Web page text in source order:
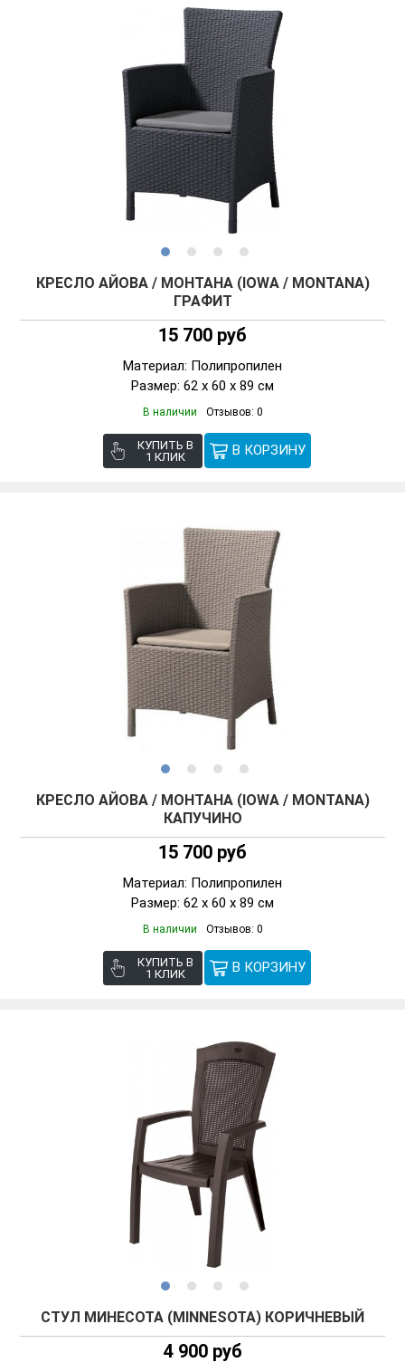
КРЕСЛО АЙОВА / МОНТАНА (IOWA / MONTANA)
ГРАФИТ
15 700 руб
Материал: Полипропилен
Размер: 62 x 60 x 89 см
В наличии Отзывов: 0
КУПИТЬ В
1 КЛИК
КРЕСЛО АЙОВА / МОНТАНА (IOWA / MONTANA)
КАПУЧИНО
15 700 руб
Материал: Полипропилен
Размер: 62 x 60 x 89 см
В наличии Отзывов: 0
КУПИТЬ В
1 КЛИК
СТУЛ МИНЕСОТА (MINNESOTA) КОРИЧНЕВЫЙ
4 900 руб